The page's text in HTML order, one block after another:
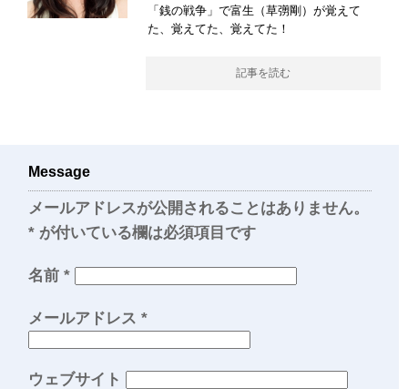
「銭の戦争」で富生（草彅剛）が覚えて
た、覚えてた、覚えてた！
記事を読む
Message
メールアドレスが公開されることはありません。
* が付いている欄は必須項目です
名前 *
メールアドレス *
ウェブサイト